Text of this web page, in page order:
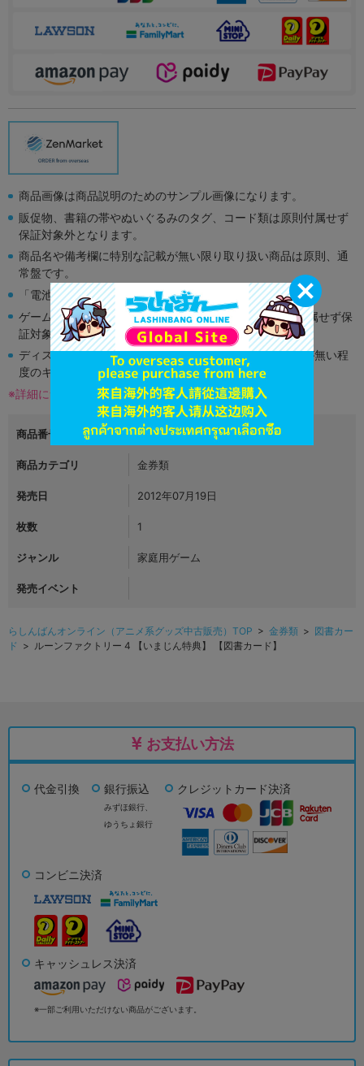
商品画像は商品説明のためのサンプル画像になります。
販促物、書籍の帯やぬいぐるみのタグ、コード類は原則付属せず
保証対象外となります。
商品名や備考欄に特別な記載が無い限り取り扱い商品は原則、通
常盤です。
「電池」は原則として保証対象外となります。
ゲーム機本体には、SDカードなどのメモリーカードは付属せず保
証対象外となります。
ディスク類の読み取り面のキズに関しまして再生に支障が無い程
度のキズがある場合がございます。
※詳細につきましてはコチラ
商品番号 L00284421
商品カテゴリ 金券類
発売日 2012年07月19日
枚数 1
ジャンル 家庭用ゲーム
発売イベント
らしんばんオンライン（アニメ系グッズ中古販売）TOP > 金券類 > 図書カー
ド > ルーンファクトリー 4 【いまじん特典】 【図書カード】
お支払い方法
代金引換 銀行振込
みずほ銀行、
ゆうちょ銀行
クレジットカード決済
コンビニ決済
キャッシュレス決済
※一部ご利用いただけない商品がございます。